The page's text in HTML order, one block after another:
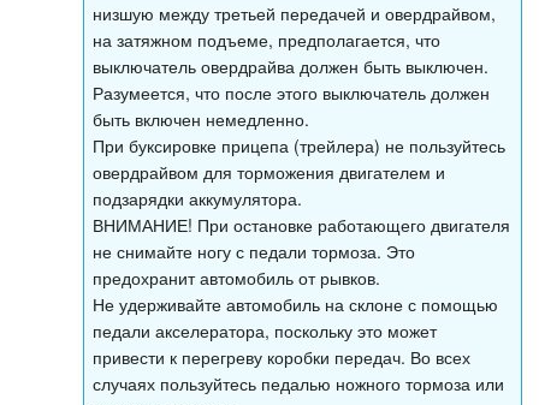
низшую между третьей передачей и овердрайвом,
на затяжном подъеме, предполагается, что
выключатель овердрайва должен быть выключен.
Разумеется, что после этого выключатель должен
быть включен немедленно.
При буксировке прицепа (трейлера) не пользуйтесь
овердрайвом для торможения двигателем и
подзарядки аккумулятора.
ВНИМАНИЕ! При остановке работающего двигателя
не снимайте ногу с педали тормоза. Это
предохранит автомобиль от рывков.
Не удерживайте автомобиль на склоне с помощью
педали акселератора, поскольку это может
привести к перегреву коробки передач. Во всех
случаях пользуйтесь педалью ножного тормоза или